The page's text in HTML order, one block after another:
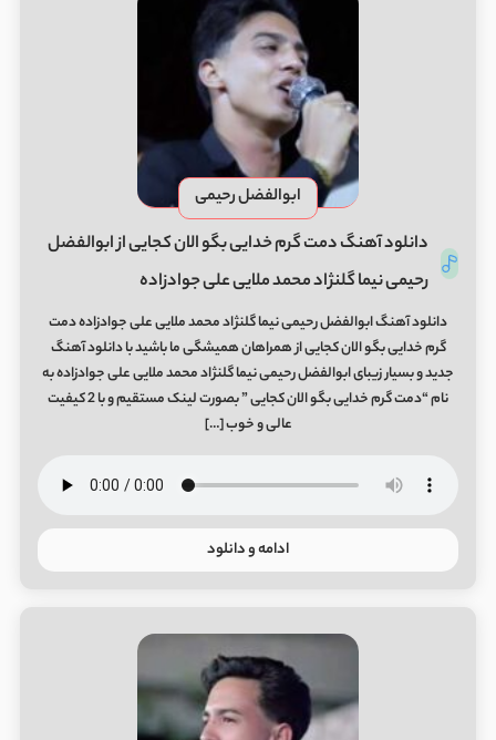
ابوالفضل رحیمی
دانلود آهنگ دمت گرم خدایی بگو الان کجایی از ابوالفضل
رحیمی نیما گلنژاد محمد ملایی علی جوادزاده
دانلود آهنگ ابوالفضل رحیمی نیما گلنژاد محمد ملایی علی جوادزاده دمت
گرم خدایی بگو الان کجایی از همراهان همیشگی ما باشید با دانلود آهنگ
جدید و بسیار زیبای ابوالفضل رحیمی نیما گلنژاد محمد ملایی علی جوادزاده به
نام “دمت گرم خدایی بگو الان کجایی ” بصورت لینک مستقیم و با 2 کیفیت
عالی و خوب […]
ادامه و دانلود